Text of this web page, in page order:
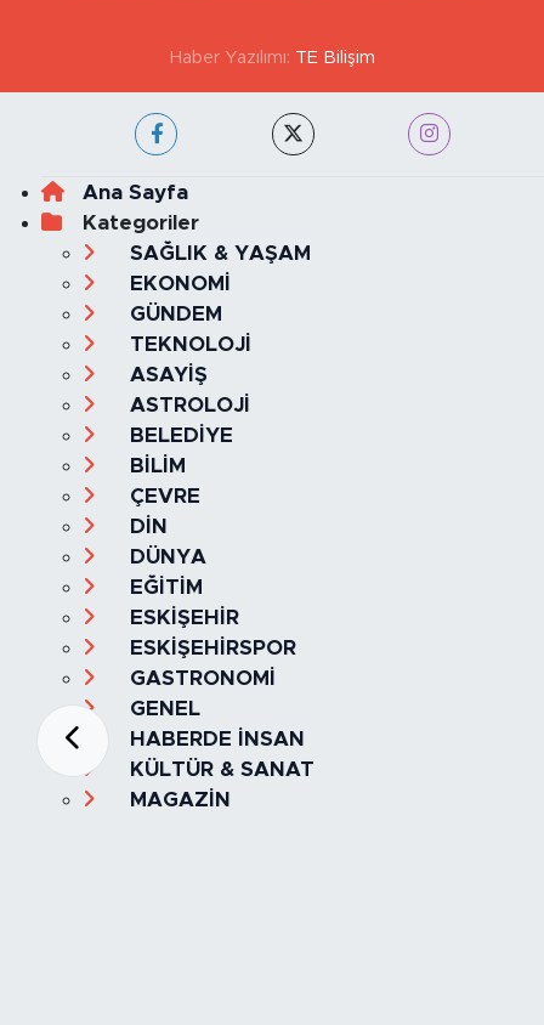
Haber Yazılımı: TE Bilişim
Ana Sayfa
Kategoriler
SAĞLIK & YAŞAM
EKONOMİ
GÜNDEM
TEKNOLOJİ
ASAYİŞ
ASTROLOJİ
BELEDİYE
BİLİM
ÇEVRE
DİN
DÜNYA
EĞİTİM
ESKİŞEHİR
ESKİŞEHİRSPOR
GASTRONOMİ
GENEL
HABERDE İNSAN
KÜLTÜR & SANAT
MAGAZİN